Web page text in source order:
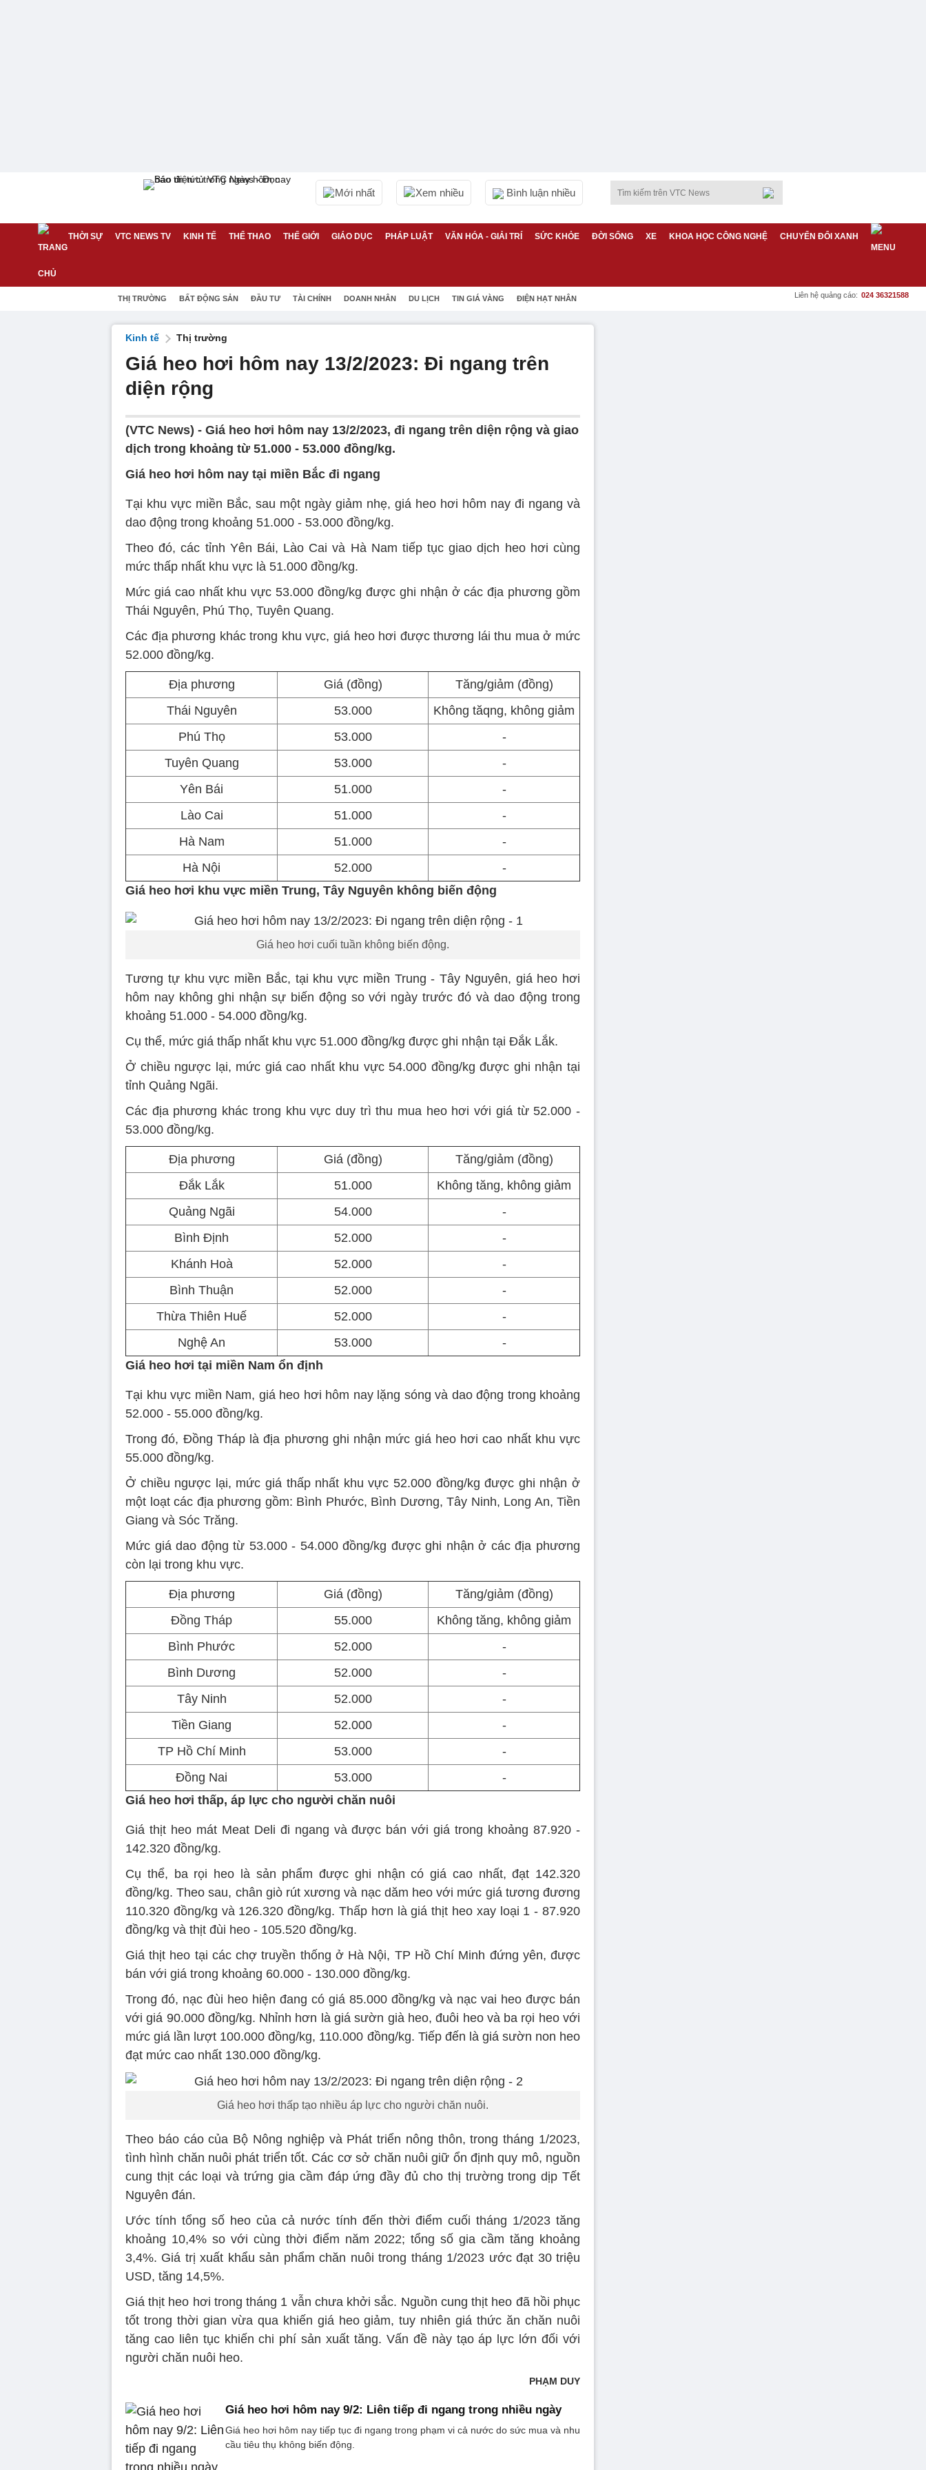
Mới nhất Xem nhiều Bình luận nhiều
THỜI SỰ VTC NEWS TV KINH TẾ THỂ THAO THẾ GIỚI GIÁO DỤC PHÁP LUẬT VĂN HÓA - GIẢI TRÍ SỨC KHỎE ĐỜI SỐNG XE KHOA HỌC CÔNG NGHỆ CHUYỂN ĐỔI XANH
THỊ TRƯỜNG BẤT ĐỘNG SẢN ĐẦU TƯ TÀI CHÍNH DOANH NHÂN DU LỊCH TIN GIÁ VÀNG ĐIỆN HẠT NHÂN Liên hệ quảng cáo: 024 36321588
Kinh tế Thị trường
Giá heo hơi hôm nay 13/2/2023: Đi ngang trên
diện rộng
(VTC News) - Giá heo hơi hôm nay 13/2/2023, đi ngang trên diện rộng và giao
dịch trong khoảng từ 51.000 - 53.000 đồng/kg.
Giá heo hơi hôm nay tại miền Bắc đi ngang
Tại khu vực miền Bắc, sau một ngày giảm nhẹ, giá heo hơi hôm nay đi ngang và
dao động trong khoảng 51.000 - 53.000 đồng/kg.
Theo đó, các tỉnh Yên Bái, Lào Cai và Hà Nam tiếp tục giao dịch heo hơi cùng
mức thấp nhất khu vực là 51.000 đồng/kg.
Mức giá cao nhất khu vực 53.000 đồng/kg được ghi nhận ở các địa phương gồm
Thái Nguyên, Phú Thọ, Tuyên Quang.
Các địa phương khác trong khu vực, giá heo hơi được thương lái thu mua ở mức
52.000 đồng/kg.
Địa phương Giá (đồng)
Tăng/giảm (đồng)
Thái Nguyên
53.000
Không tăqng, không giảm
Phú Thọ
53.000
-
Tuyên Quang
53.000
-
Yên Bái
51.000
-
Lào Cai
51.000
-
Hà Nam
51.000
-
Hà Nội
52.000
-
Giá heo hơi khu vực miền Trung, Tây Nguyên không biến động
Giá heo hơi cuối tuần không biến động.
Tương tự khu vực miền Bắc, tại khu vực miền Trung - Tây Nguyên, giá heo hơi
hôm nay không ghi nhận sự biến động so với ngày trước đó và dao động trong
khoảng 51.000 - 54.000 đồng/kg.
Cụ thể, mức giá thấp nhất khu vực 51.000 đồng/kg được ghi nhận tại Đắk Lắk.
Ở chiều ngược lại, mức giá cao nhất khu vực 54.000 đồng/kg được ghi nhận tại
tỉnh Quảng Ngãi.
Các địa phương khác trong khu vực duy trì thu mua heo hơi với giá từ 52.000 -
53.000 đồng/kg.
Địa phương Giá (đồng)
Tăng/giảm (đồng)
Đắk Lắk
51.000
Không tăng, không giảm
Quảng Ngãi
54.000
-
Bình Định
52.000
-
Khánh Hoà
52.000
-
Bình Thuận
52.000
-
Thừa Thiên Huế
52.000
-
Nghệ An
53.000
-
Giá heo hơi tại miền Nam ổn định
Tại khu vực miền Nam, giá heo hơi hôm nay lặng sóng và dao động trong khoảng
52.000 - 55.000 đồng/kg.
Trong đó, Đồng Tháp là địa phương ghi nhận mức giá heo hơi cao nhất khu vực
55.000 đồng/kg.
Ở chiều ngược lại, mức giá thấp nhất khu vực 52.000 đồng/kg được ghi nhận ở
một loạt các địa phương gồm: Bình Phước, Bình Dương, Tây Ninh, Long An, Tiền
Giang và Sóc Trăng.
Mức giá dao động từ 53.000 - 54.000 đồng/kg được ghi nhận ở các địa phương
còn lại trong khu vực.
Địa phương Giá (đồng)
Tăng/giảm (đồng)
Đồng Tháp
55.000
Không tăng, không giảm
Bình Phước
52.000
-
Bình Dương
52.000
-
Tây Ninh
52.000
-
Tiền Giang
52.000
-
TP Hồ Chí Minh
53.000
-
Đồng Nai
53.000
-
Giá heo hơi thấp, áp lực cho người chăn nuôi
Giá thịt heo mát Meat Deli đi ngang và được bán với giá trong khoảng 87.920 -
142.320 đồng/kg.
Cụ thể, ba rọi heo là sản phẩm được ghi nhận có giá cao nhất, đạt 142.320
đồng/kg. Theo sau, chân giò rút xương và nạc dăm heo với mức giá tương đương
110.320 đồng/kg và 126.320 đồng/kg. Thấp hơn là giá thịt heo xay loại 1 - 87.920
đồng/kg và thịt đùi heo - 105.520 đồng/kg.
Giá thịt heo tại các chợ truyền thống ở Hà Nội, TP Hồ Chí Minh đứng yên, được
bán với giá trong khoảng 60.000 - 130.000 đồng/kg.
Trong đó, nạc đùi heo hiện đang có giá 85.000 đồng/kg và nạc vai heo được bán
với giá 90.000 đồng/kg. Nhỉnh hơn là giá sườn già heo, đuôi heo và ba rọi heo với
mức giá lần lượt 100.000 đồng/kg, 110.000 đồng/kg. Tiếp đến là giá sườn non heo
đạt mức cao nhất 130.000 đồng/kg.
Giá heo hơi thấp tạo nhiều áp lực cho người chăn nuôi.
Theo báo cáo của Bộ Nông nghiệp và Phát triển nông thôn, trong tháng 1/2023,
tình hình chăn nuôi phát triển tốt. Các cơ sở chăn nuôi giữ ổn định quy mô, nguồn
cung thịt các loại và trứng gia cầm đáp ứng đầy đủ cho thị trường trong dịp Tết
Nguyên đán.
Ước tính tổng số heo của cả nước tính đến thời điểm cuối tháng 1/2023 tăng
khoảng 10,4% so với cùng thời điểm năm 2022; tổng số gia cầm tăng khoảng
3,4%. Giá trị xuất khẩu sản phẩm chăn nuôi trong tháng 1/2023 ước đạt 30 triệu
USD, tăng 14,5%.
Giá thịt heo hơi trong tháng 1 vẫn chưa khởi sắc. Nguồn cung thịt heo đã hồi phục
tốt trong thời gian vừa qua khiến giá heo giảm, tuy nhiên giá thức ăn chăn nuôi
tăng cao liên tục khiến chi phí sản xuất tăng. Vấn đề này tạo áp lực lớn đối với
người chăn nuôi heo.
PHẠM DUY
Giá heo hơi hôm nay 9/2: Liên tiếp đi ngang trong nhiều ngày
Giá heo hơi hôm nay tiếp tục đi ngang trong phạm vi cả nước do sức mua và nhu
cầu tiêu thụ không biến động.